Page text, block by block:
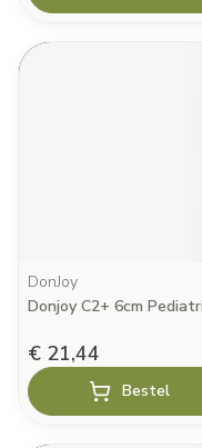
DonJoy
Donjoy C2+ 6cm
€ 21,44
Bestel